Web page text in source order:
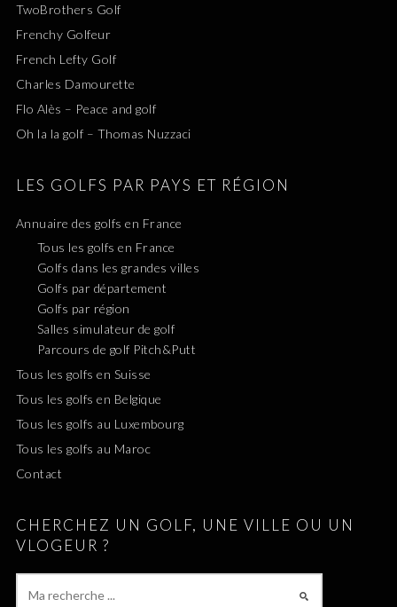
TwoBrothers Golf
Frenchy Golfeur
French Lefty Golf
Charles Damourette
Flo Alès – Peace and golf
Oh la la golf – Thomas Nuzzaci
LES GOLFS PAR PAYS ET RÉGION
Annuaire des golfs en France
Tous les golfs en France
Golfs dans les grandes villes
Golfs par département
Golfs par région
Salles simulateur de golf
Parcours de golf Pitch&Putt
Tous les golfs en Suisse
Tous les golfs en Belgique
Tous les golfs au Luxembourg
Tous les golfs au Maroc
Contact
CHERCHEZ UN GOLF, UNE VILLE OU UN
VLOGEUR ?